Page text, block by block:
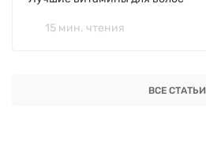
15 мин. чтения
ВСЕ СТАТЬИ